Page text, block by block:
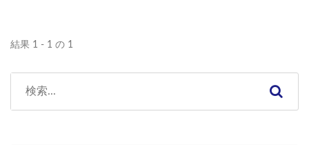
結果 1 - 1 の 1